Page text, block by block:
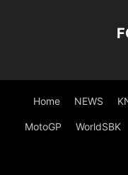
Home NEWS
MotoGP WorldSBK